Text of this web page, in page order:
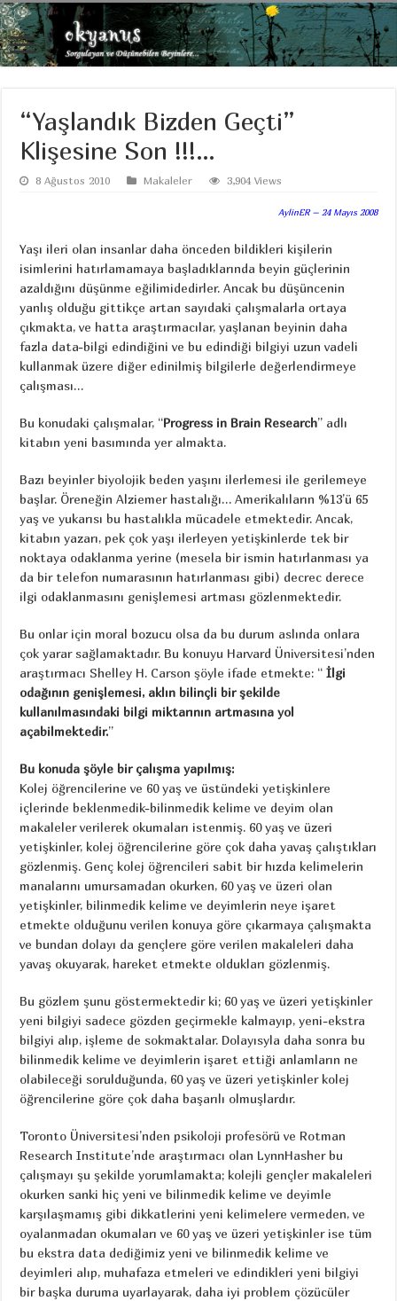
“Yaşlandık Bizden Geçti”
Klişesine Son !!!…
8 Ağustos 2010 Makaleler 3,904 Views
AylinER – 24 Mayıs 2008
Yaşı ileri olan insanlar daha önceden bildikleri kişilerin
isimlerini hatırlamamaya başladıklarında beyin güçlerinin
azaldığını düşünme eğilimidedirler. Ancak bu düşüncenin
yanlış olduğu gittikçe artan sayıdaki çalışmalarla ortaya
çıkmakta, ve hatta araştırmacılar, yaşlanan beyinin daha
fazla data-bilgi edindiğini ve bu edindiği bilgiyi uzun vadeli
kullanmak üzere diğer edinilmiş bilgilerle değerlendirmeye
çalışması…
Bu konudaki çalışmalar, “Progress in Brain Research” adlı
kitabın yeni basımında yer almakta.
Bazı beyinler biyolojik beden yaşını ilerlemesi ile gerilemeye
başlar. Öreneğin Alziemer hastalığı… Amerikalıların %13’ü 65
yaş ve yukarısı bu hastalıkla mücadele etmektedir. Ancak,
kitabın yazarı, pek çok yaşı ilerleyen yetişkinlerde tek bir
noktaya odaklanma yerine (mesela bir ismin hatırlanması ya
da bir telefon numarasının hatırlanması gibi) decrec derece
ilgi odaklanmasını genişlemesi artması gözlenmektedir.
Bu onlar için moral bozucu olsa da bu durum aslında onlara
çok yarar sağlamaktadır. Bu konuyu Harvard Üniversitesi’nden
araştırmacı Shelley H. Carson şöyle ifade etmekte: “İlgi
odağının genişlemesi, aklın bilinçli bir şekilde
kullanılmasındaki bilgi miktarının artmasına yol
açabilmektedir.”
Bu konuda şöyle bir çalışma yapılmış:
Kolej öğrencilerine ve 60 yaş ve üstündeki yetişkinlere
içlerinde beklenmedik-bilinmedik kelime ve deyim olan
makaleler verilerek okumaları istenmiş. 60 yaş ve üzeri
yetişkinler, kolej öğrencilerine göre çok daha yavaş çalıştıkları
gözlenmiş. Genç kolej öğrencileri sabit bir hızda kelimelerin
manalarını umursamadan okurken, 60 yaş ve üzeri olan
yetişkinler, bilinmedik kelime ve deyimlerin neye işaret
etmekte olduğunu verilen konuya göre çıkarmaya çalışmakta
ve bundan dolayı da gençlere göre verilen makaleleri daha
yavaş okuyarak, hareket etmekte oldukları gözlenmiş.
Bu gözlem şunu göstermektedir ki; 60 yaş ve üzeri yetişkinler
yeni bilgiyi sadece gözden geçirmekle kalmayıp, yeni-ekstra
bilgiyi alıp, işleme de sokmaktalar. Dolayısyla daha sonra bu
bilinmedik kelime ve deyimlerin işaret ettiği anlamların ne
olabileceği sorulduğunda, 60 yaş ve üzeri yetişkinler kolej
öğrencilerine göre çok daha başarılı olmuşlardır.
Toronto Üniversitesi’nden psikoloji profesörü ve Rotman
Research Institute’nde araştırmacı olan LynnHasher bu
çalışmayı şu şekilde yorumlamakta; kolejli gençler makaleleri
okurken sanki hiç yeni ve bilinmedik kelime ve deyimle
karşılaşmamış gibi dikkatlerini yeni kelimelere vermeden, ve
oyalanmadan okumaları ve 60 yaş ve üzeri yetişkinler ise tüm
bu ekstra data dediğimiz yeni ve bilinmedik kelime ve
deyimleri alıp, muhafaza etmeleri ve edindikleri yeni bilgiyi
bir başka duruma uyarlayarak, daha iyi problem çözücüler